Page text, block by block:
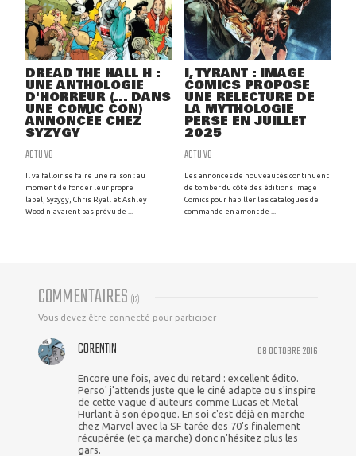
DREAD THE HALL H :
UNE ANTHOLOGIE
D'HORREUR (... DANS
UNE COMIC CON)
ANNONCÉE CHEZ
SYZYGY
ACTU VO
Il va falloir se faire une raison : au
moment de fonder leur propre
label, Syzygy, Chris Ryall et Ashley
Wood n'avaient pas prévu de ...
I, TYRANT : IMAGE
COMICS PROPOSE
UNE RELECTURE DE
LA MYTHOLOGIE
PERSE EN JUILLET
2025
ACTU VO
Les annonces de nouveautés continuent
de tomber du côté des éditions Image
Comics pour habiller les catalogues de
commande en amont de ...
COMMENTAIRES (12)
Vous devez être connecté pour participer
08 OCTOBRE 2016
CORENTIN
Encore une fois, avec du retard : excellent édito.
Perso' j'attends juste que le ciné adapte ou s'inspire
de cette vague d'auteurs comme Lucas et Metal
Hurlant à son époque. En soi c'est déjà en marche
chez Marvel avec la SF tarée des 70's finalement
récupérée (et ça marche) donc n'hésitez plus les
gars.